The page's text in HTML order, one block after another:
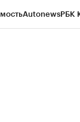
AutonewsРБК